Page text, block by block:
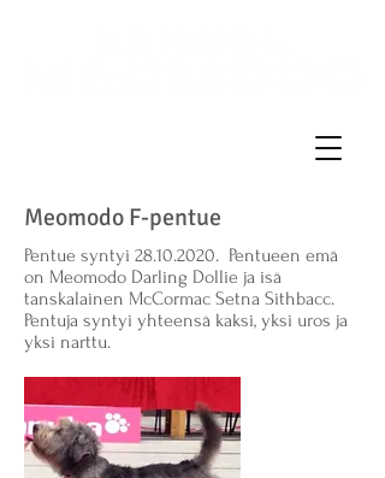
Meomodo F-pentue
Pentue syntyi 28.10.2020. Pentueen emä
on Meomodo Darling Dollie ja isä
tanskalainen McCormac Setna Sithbacc.
Pentuja syntyi yhteensä kaksi, yksi uros ja
yksi narttu.